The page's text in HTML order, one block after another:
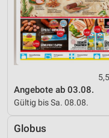
Angebote ab 03.08.
Gültig bis Sa. 08.08.
Globus